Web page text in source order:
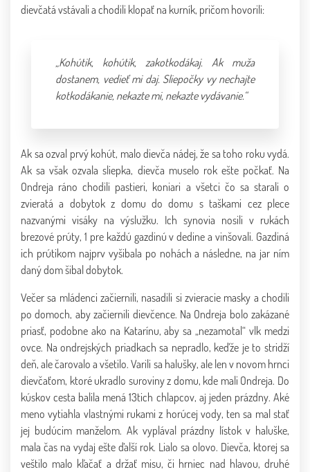
dievčatá vstávali a chodili klopať na kurník, pričom hovorili:
„Kohútik, kohútik, zakotkodákaj. Ak muža
dostanem, vedieť mi daj. Sliepočky vy nechajte
kotkodákanie, nekazte mi, nekazte vydávanie.“
Ak sa ozval prvý kohút, malo dievča nádej, že sa toho roku vydá.
Ak sa však ozvala sliepka, dievča muselo rok ešte počkať. Na
Ondreja ráno chodili pastieri, koniari a všetci čo sa starali o
zvieratá a dobytok z domu do domu s taškami cez plece
nazvanými visáky na výslužku. Ich synovia nosili v rukách
brezové prúty, 1 pre každú gazdinú v dedine a vinšovali. Gazdiná
ich prútikom najprv vyšibala po nohách a následne, na jar ním
daný dom šibal dobytok.
Večer sa mládenci začiernili, nasadili si zvieracie masky a chodili
po domoch, aby začiernili dievčence. Na Ondreja bolo zakázané
priasť, podobne ako na Katarínu, aby sa „nezamotal“ vlk medzi
ovce. Na ondrejských priadkach sa nepradlo, keďže je to stridží
deň, ale čarovalo a všetilo. Varili sa halušky, ale len v novom hrnci
dievčaťom, ktoré ukradlo suroviny z domu, kde mali Ondreja. Do
kúskov cesta balila mená 13tich chlapcov, aj jeden prázdny. Aké
meno vytiahla vlastnými rukami z horúcej vody, ten sa mal stať
jej budúcim manželom. Ak vyplával prázdny lístok v haluške,
mala čas na vydaj ešte ďalší rok. Lialo sa olovo. Dievča, ktorej sa
veštilo malo kľačať a držať misu, či hrniec nad hlavou, druhé